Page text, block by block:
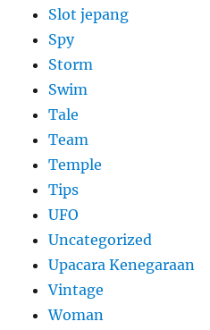
Slot jepang
Spy
Storm
Swim
Tale
Team
Temple
Tips
UFO
Uncategorized
Upacara Kenegaraan
Vintage
Woman